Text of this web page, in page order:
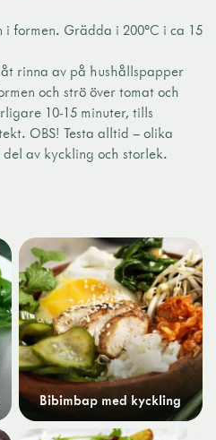
i formen. Grädda i 200°C i ca 15
rinna av på hushållspapper
och strö över tomat och
10-15 minuter, tills
OBS! Testa alltid – olika
av kyckling och storlek.
Bibimbap med kyckling